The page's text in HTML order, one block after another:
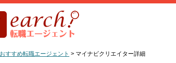
おすすめ転職エージェント > マイナビクリエイター詳細